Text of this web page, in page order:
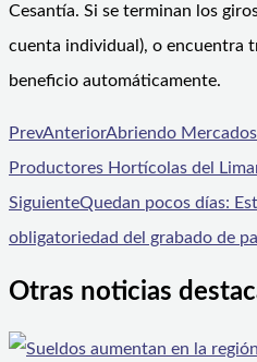
Cesantía. Si se terminan los
cuenta individual), o encuentra
beneficio automáticamente.
PrevAnteriorAbriendo
Productores Hortícolas del
SiguienteQuedan pocos días:
obligatoriedad del grabado de
Otras noticias